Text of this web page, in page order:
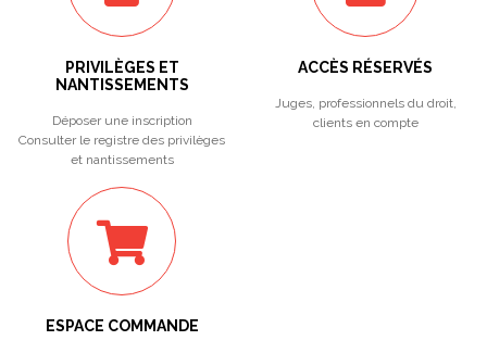
PRIVILÈGES ET
NANTISSEMENTS
Déposer une inscription
Consulter le registre des privilèges
et nantissements
ACCÈS RÉSERVÉS
Juges, professionnels du droit,
clients en compte
ESPACE COMMANDE